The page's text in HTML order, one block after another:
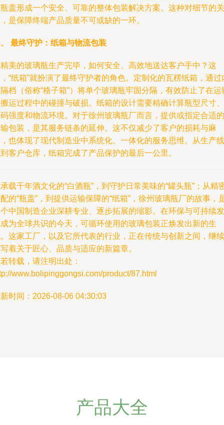
盖形成一个安全、可靠的整体包装解决方案。这种对细节的关
是保障终端产品质量不可或缺的一环。
最终守护：纸箱与物流包装
美的玻璃瓶生产完毕，如何安全、高效地送达客户手中？这
“纸箱”就扮演了最终守护者的角色。定制化的瓦楞纸箱，通过
档（俗称“格子箱”）将单个玻璃瓶牢固分隔，有效防止了在运
运过程中的碰撞与破损。纸箱的设计需要精确计算瓶型尺寸、
强度和物流环境。对于徐州玻璃瓶厂而言，提供或指定合适的
包装，是其服务链条的延伸。这不仅减少了客户的损耗与麻
也体现了现代制造业中系统化、一体化的服务思维。从生产线
客户仓库，纸箱完成了产品保护的最后一公里。
载千年酒文化的“白酒瓶”，到守护日常美味的“罐头瓶”；从精
的“瓶盖”，到提供运输保障的“纸箱”，徐州玻璃瓶厂的故事，
中国制造企业深耕专业、逐步拓展的缩影。在环保与可持续发
为全球共识的今天，可循环使用的玻璃包装正焕发出新的生
这家工厂，以及它所代表的行业，正在传统与创新之间，继续
着关于匠心、品质与适应的新篇章。
转载，请注明出处：
www.bolipinggongsi.com/product/87.html
时间：2026-08-06 04:30:03
产品大全